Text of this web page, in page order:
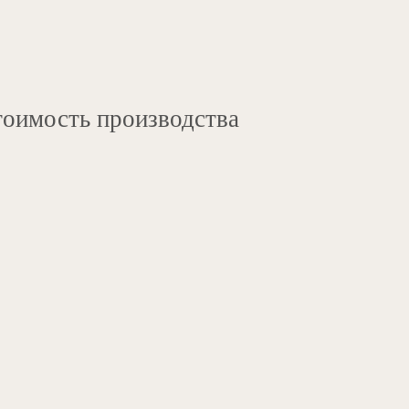
производства